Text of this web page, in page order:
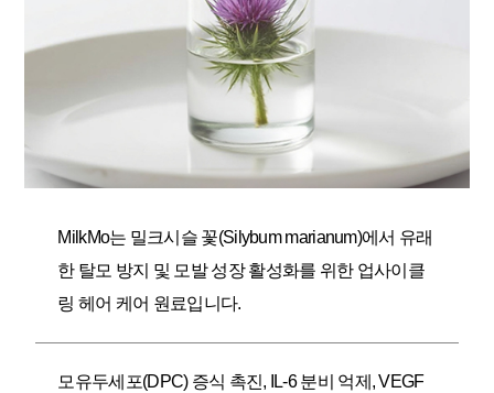
MilkMo는 밀크시슬 꽃(Silybum marianum)에서 유래
한 탈모 방지 및 모발 성장 활성화를 위한 업사이클
링 헤어 케어 원료입니다.
모유두세포(DPC) 증식 촉진, IL-6 분비 억제, VEGF